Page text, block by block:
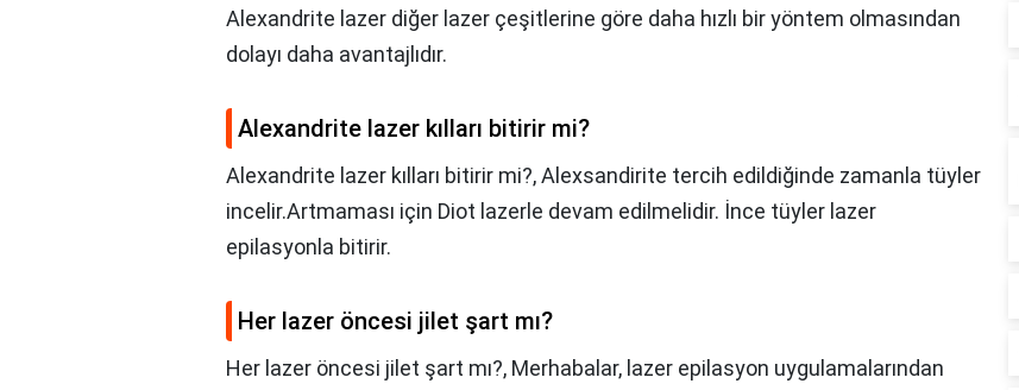
Alexandrite lazer diğer lazer çeşitlerine göre daha hızlı bir yöntem olmasından
dolayı daha avantajlıdır.
Alexandrite lazer kılları bitirir mi?
Alexandrite lazer kılları bitirir mi?,Alexsandirite tercih edildiğinde zamanla tüyler
incelir.Artmaması için Diot lazerle devam edilmelidir. İnce tüyler lazer
epilasyonla bitirir.
Her lazer öncesi jilet şart mı?
Her lazer öncesi jilet şart mı?, Merhabalar, lazer epilasyon uygulamalarından